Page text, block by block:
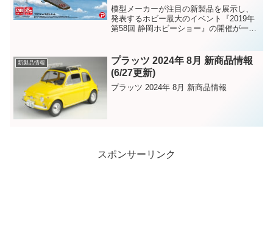
機キット2種が先行販売決定で
す！！
模型メーカーが注目の新製品を展示し、
発表するホビー最大のイベント『2019年
第58回 静岡ホビーショー』の開催が一週
を着々と進めている最中です！日時：一
般公開日/5月...
新製品情報
プラッツ 2024年 8月 新商品情報
(6/27更新)
プラッツ 2024年 8月 新商品情報
スポンサーリンク